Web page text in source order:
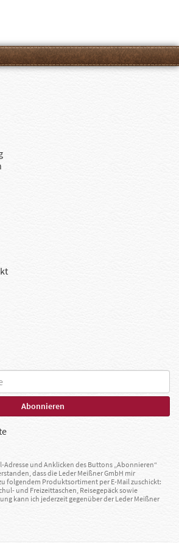
Adresse und Anklicken des Buttons „Abonnieren“
dass die Leder Meißner GmbH mir
folgendem Produktsortiment per E-Mail zuschickt:
und Freizeittaschen, Reisegepäck sowie
kann ich jederzeit gegenüber der Leder Meißner